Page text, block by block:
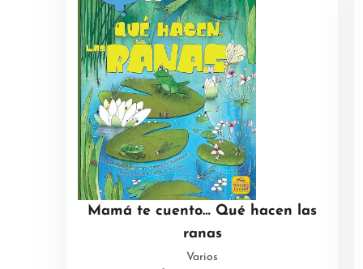
Mamá te cuento… Qué hacen las
ranas
Varios